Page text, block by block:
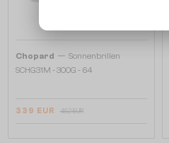
Chopard — Sonnenbrillen
SCHG31M - 300G - 64
339 EUR 452 EUR